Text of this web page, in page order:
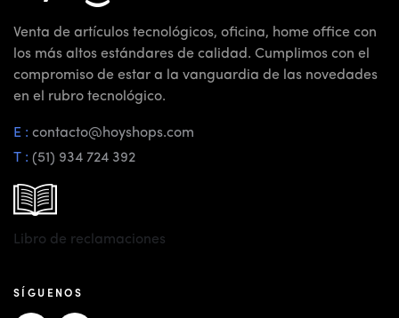
Venta de artículos tecnológicos, oficina, home office con
los más altos estándares de calidad. Cumplimos con el
compromiso de estar a la vanguardia de las novedades
en el rubro tecnológico.
E : contacto@hoyshops.com
T : (51) 934 724 392
Libro de reclamaciones
SÍGUENOS